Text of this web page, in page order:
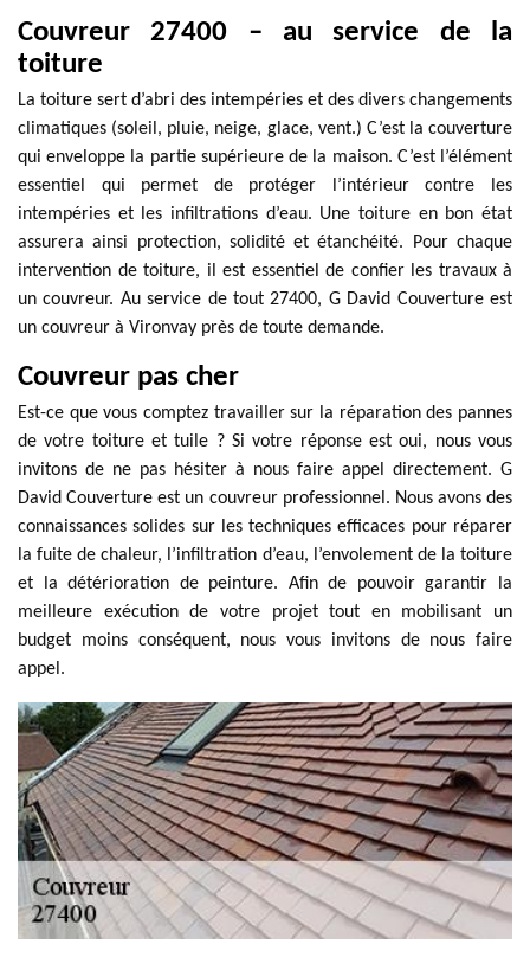
Couvreur 27400 – au service de la
toiture
La toiture sert d’abri des intempéries et des divers changements
climatiques (soleil, pluie, neige, glace, vent.) C’est la couverture
qui enveloppe la partie supérieure de la maison. C’est l’élément
essentiel qui permet de protéger l’intérieur contre les
intempéries et les infiltrations d’eau. Une toiture en bon état
assurera ainsi protection, solidité et étanchéité. Pour chaque
intervention de toiture, il est essentiel de confier les travaux à
un couvreur. Au service de tout 27400, G David Couverture est
un couvreur à Vironvay près de toute demande.
Couvreur pas cher
Est-ce que vous comptez travailler sur la réparation des pannes
de votre toiture et tuile ? Si votre réponse est oui, nous vous
invitons de ne pas hésiter à nous faire appel directement. G
David Couverture est un couvreur professionnel. Nous avons des
connaissances solides sur les techniques efficaces pour réparer
la fuite de chaleur, l’infiltration d’eau, l’envolement de la toiture
et la détérioration de peinture. Afin de pouvoir garantir la
meilleure exécution de votre projet tout en mobilisant un
budget moins conséquent, nous vous invitons de nous faire
appel.